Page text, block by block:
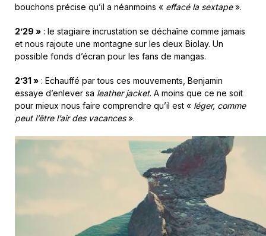
bouchons précise qu’il a néanmoins « effacé la sextape».
2’29 » : le stagiaire incrustation se déchaîne comme jamais
et nous rajoute une montagne sur les deux Biolay. Un
possible fonds d’écran pour les fans de mangas.
2’31 » : Echauffé par tous ces mouvements, Benjamin
essaye d’enlever sa leather jacket. A moins que ce ne soit
pour mieux nous faire comprendre qu’il est « léger, comme
peut l’être l’air des vacances».